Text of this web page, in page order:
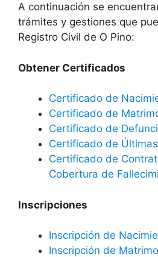
A continuación se
trámites y gestiones que
Registro Civil de O Pino:
Obtener Certificados
Certificado de
Certificado de
Certificado de
Certificado de
Certificado de
Cobertura de
Inscripciones
Inscripción de
Inscripción de